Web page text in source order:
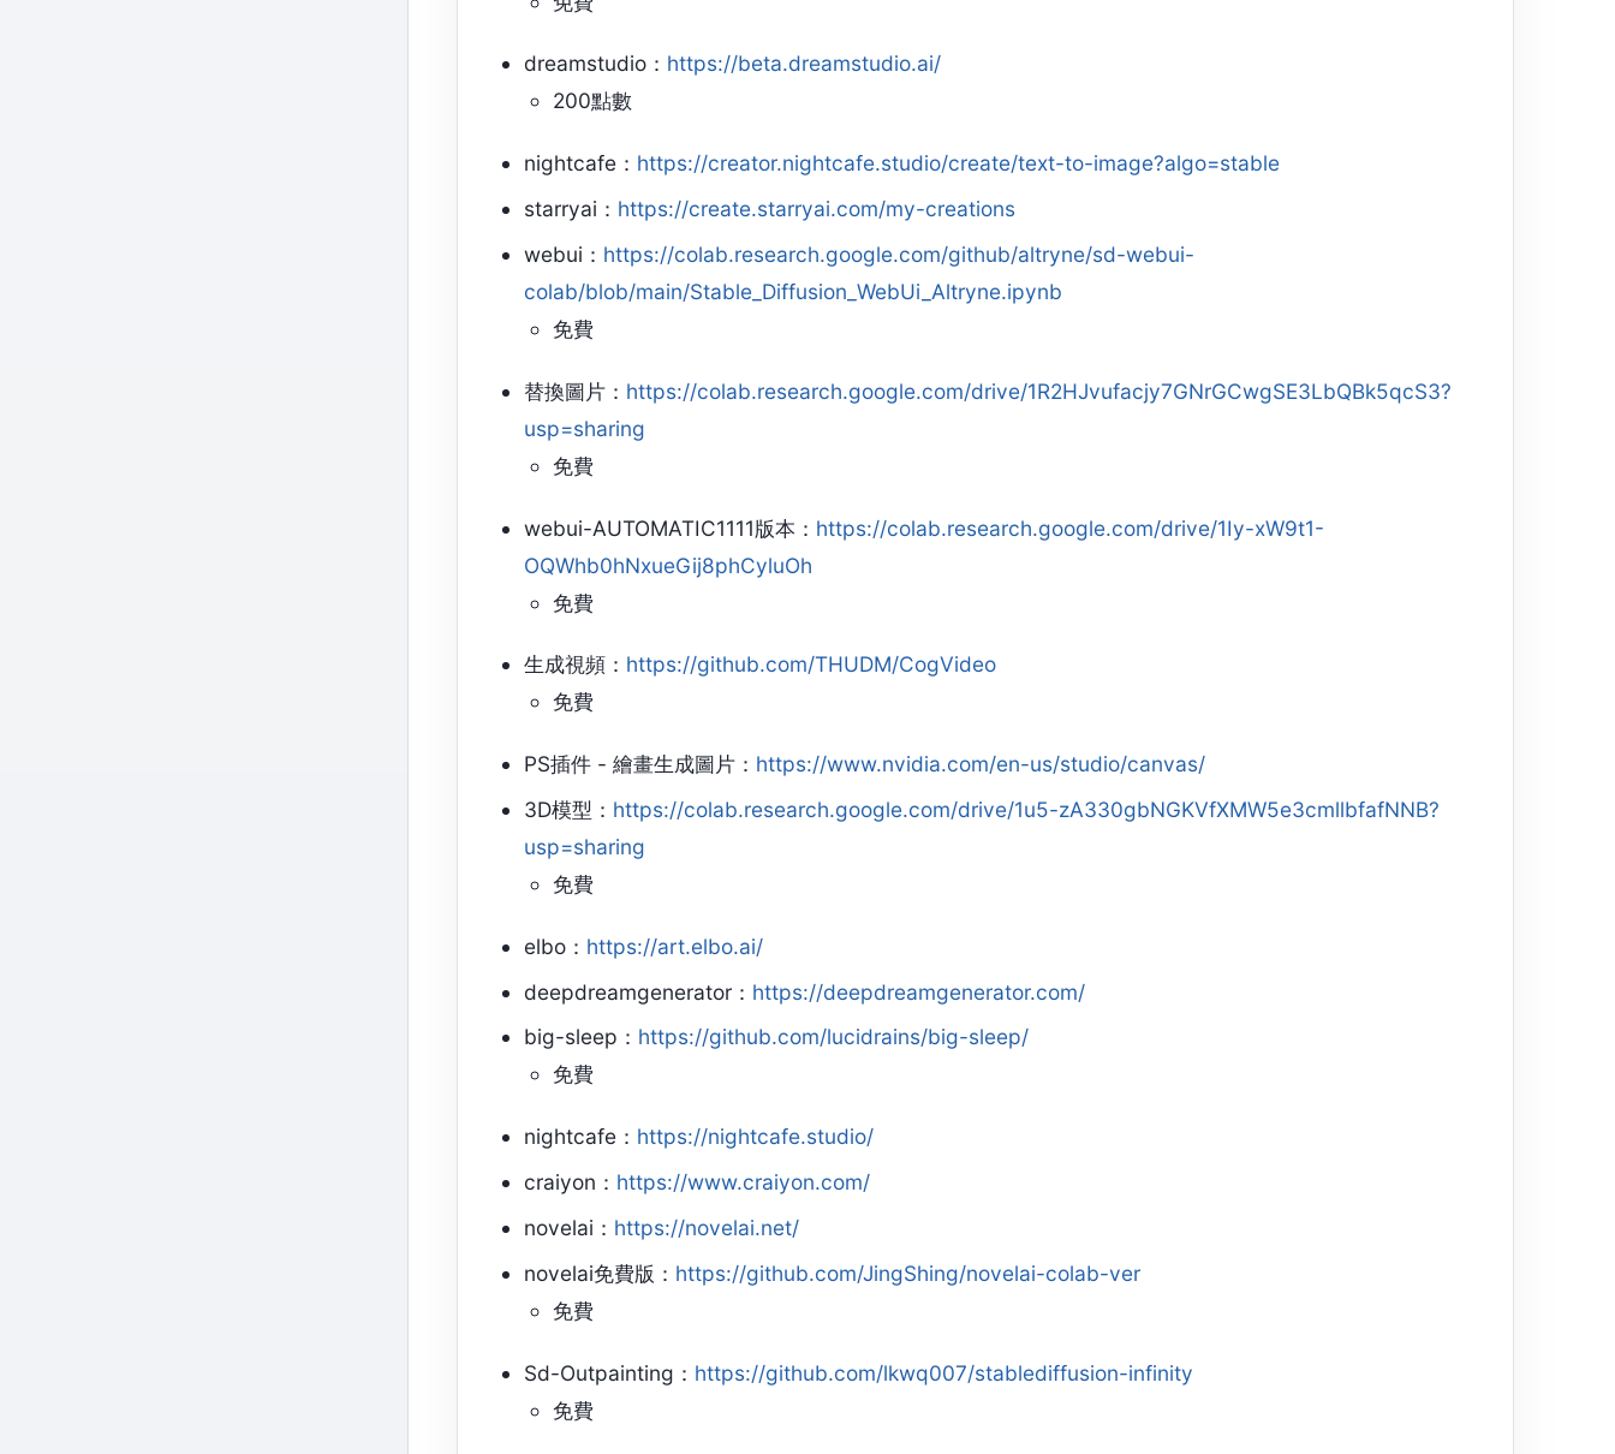
dreamstudio： https://beta.dreamstudio.ai/
200點數
nightcafe： https://creator.nightcafe.studio/create/text-to-image?algo=stable
starryai： https://create.starryai.com/my-creations
webui： https://colab.research.google.com/github/altryne/sd-webui-
colab/blob/main/Stable_Diffusion_WebUi_Altryne.ipynb
免費
替換圖片： https://colab.research.google.com/drive/1R2HJvufacjy7GNrGCwgSE3LbQBk5qcS3?
usp=sharing
免費
webui-AUTOMATIC1111版本： https://colab.research.google.com/drive/1Iy-xW9t1-
OQWhb0hNxueGij8phCyluOh
免費
生成視頻： https://github.com/THUDM/CogVideo
免費
PS插件 - 繪畫生成圖片： https://www.nvidia.com/en-us/studio/canvas/
3D模型： https://colab.research.google.com/drive/1u5-zA330gbNGKVfXMW5e3cmllbfafNNB?
usp=sharing
免費
elbo： https://art.elbo.ai/
deepdreamgenerator： https://deepdreamgenerator.com/
big-sleep： https://github.com/lucidrains/big-sleep/
免費
nightcafe： https://nightcafe.studio/
craiyon： https://www.craiyon.com/
novelai： https://novelai.net/
novelai免費版： https://github.com/JingShing/novelai-colab-ver
免費
Sd-Outpainting： https://github.com/lkwq007/stablediffusion-infinity
免費